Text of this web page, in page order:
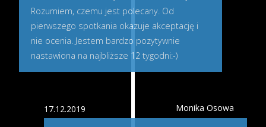
Rozumiem, czemu jest polecany. Od
pierwszego spotkania okazuje akceptację i
nie ocenia. Jestem bardzo pozytywnie
nastawiona na najbliższe 12 tygodni:-)
Monika Osowa
17.12.2019